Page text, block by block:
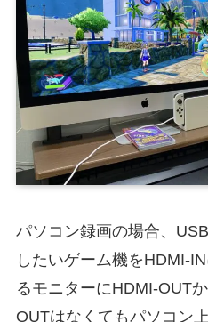
パソコン録画の場合、
したいゲーム機をHDMI-
るモニターにHDMI-OUT
OUTはなくてもパソコン